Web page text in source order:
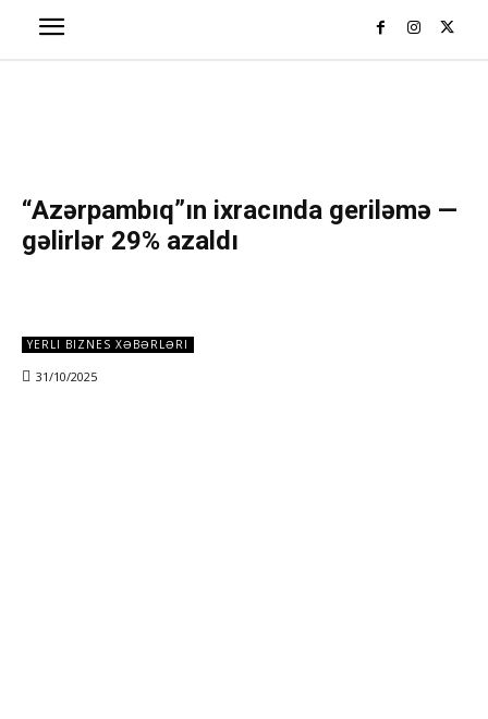
“Azərpambıq”ın ixracında geriləmə —
gəlirlər 29% azaldı
YERLI BIZNES XƏBƏRLƏRI
31/10/2025